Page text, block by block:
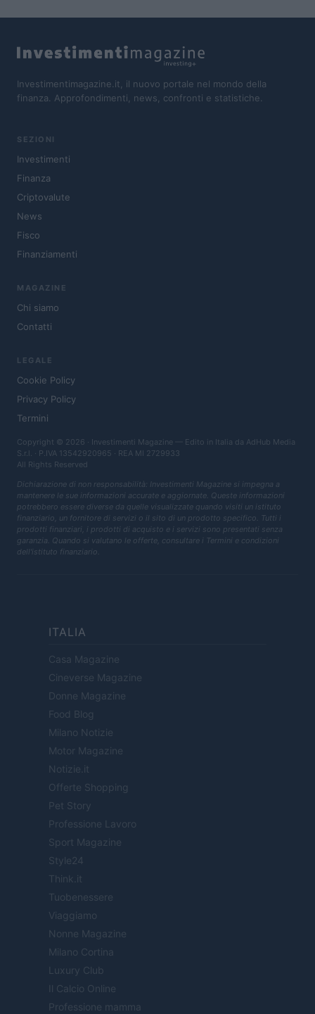
Investimentimagazine.it, il nuovo portale nel mondo della
finanza. Approfondimenti, news, confronti e statistiche.
SEZIONI
Investimenti
Finanza
Criptovalute
News
Fisco
Finanziamenti
MAGAZINE
Chi siamo
Contatti
LEGALE
Cookie Policy
Privacy Policy
Termini
Copyright © 2026 · Investimenti Magazine — Edito in Italia da AdHub Media
S.r.l. · P.IVA 13542920965 · REA MI 2729933
All Rights Reserved
Dichiarazione di non responsabilità: Investimenti Magazine si impegna a
mantenere le sue informazioni accurate e aggiornate. Queste informazioni
potrebbero essere diverse da quelle visualizzate quando visiti un istituto
finanziario, un fornitore di servizi o il sito di un prodotto specifico. Tutti i
prodotti finanziari, i prodotti di acquisto e i servizi sono presentati senza
garanzia. Quando si valutano le offerte, consultare i Termini e condizioni
dell'istituto finanziario.
ITALIA
Casa Magazine
Cineverse Magazine
Donne Magazine
Food Blog
Milano Notizie
Motor Magazine
Notizie.it
Offerte Shopping
Pet Story
Professione Lavoro
Sport Magazine
Style24
Think.it
Tuobenessere
Viaggiamo
Nonne Magazine
Milano Cortina
Luxury Club
Il Calcio Online
Professione mamma